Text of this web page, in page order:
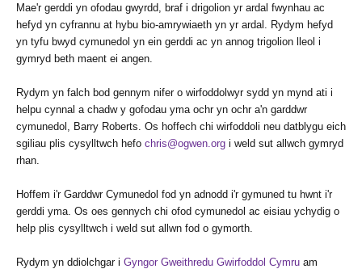
Mae'r gerddi yn ofodau gwyrdd, braf i drigolion yr ardal fwynhau ac
hefyd yn cyfrannu at hybu bio-amrywiaeth yn yr ardal. Rydym hefyd
yn tyfu bwyd cymunedol yn ein gerddi ac yn annog trigolion lleol i
gymryd beth maent ei angen.
Rydym yn falch bod gennym nifer o wirfoddolwyr sydd yn mynd ati i
helpu cynnal a chadw y gofodau yma ochr yn ochr a'n garddwr
cymunedol, Barry Roberts. Os hoffech chi wirfoddoli neu datblygu eich
sgiliau plis cysylltwch hefo chris@ogwen.org i weld sut allwch gymryd
rhan.
Hoffem i'r Garddwr Cymunedol fod yn adnodd i'r gymuned tu hwnt i'r
gerddi yma. Os oes gennych chi ofod cymunedol ac eisiau ychydig o
help plis cysylltwch i weld sut allwn fod o gymorth.
Rydym yn ddiolchgar i Gyngor Gweithredu Gwirfoddol Cymru am